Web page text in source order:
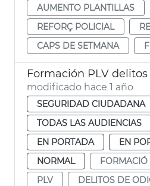
AUMENTO PLANTILLAS
REFORÇ POLICIAL
CAPS DE SETMANA
Formación PLV
modificado hace 1 año
SEGURIDAD CIUDADANA
TODAS LAS AUDIENCIAS
EN PORTADA
EN
NORMAL
FORMACIÓ
PLV
DELITOS DE